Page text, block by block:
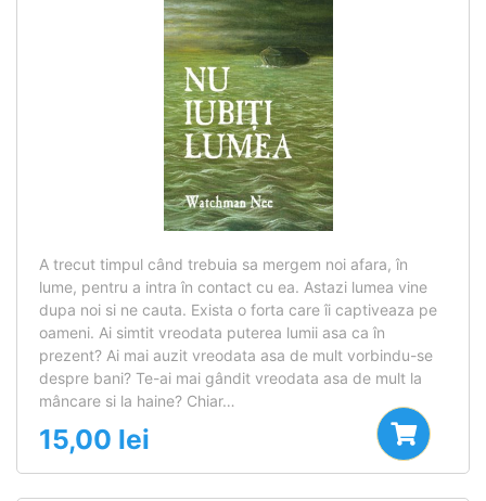
A trecut timpul când trebuia sa mergem noi afara, în
lume, pentru a intra în contact cu ea. Astazi lumea vine
dupa noi si ne cauta. Exista o forta care îi captiveaza pe
oameni. Ai simtit vreodata puterea lumii asa ca în
prezent? Ai mai auzit vreodata asa de mult vorbindu-se
despre bani? Te-ai mai gândit vreodata asa de mult la
mâncare si la haine? Chiar…
15,00 lei